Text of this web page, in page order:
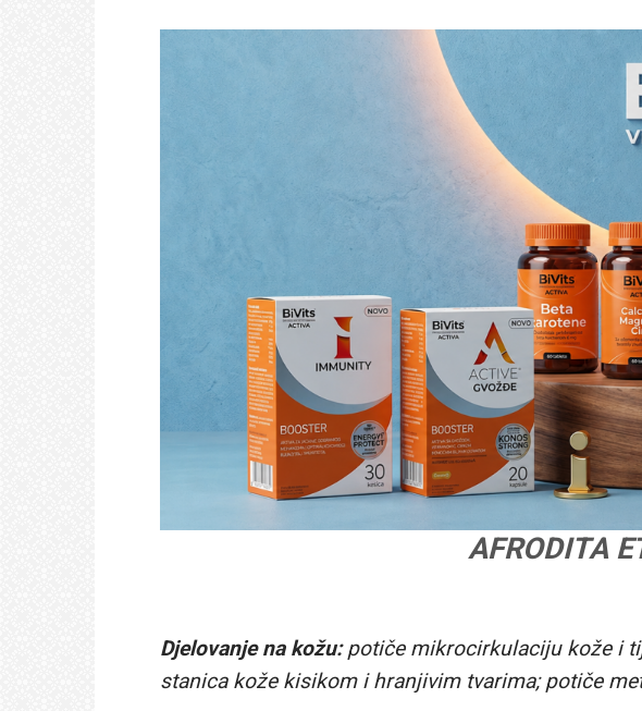
AFRODITA
Djelovanje na kožu:potiče mikrocirkulaciju kože i
stanica kože kisikom i hranjivim tvarima; potiče